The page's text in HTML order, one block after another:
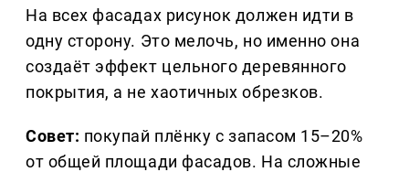
На всех фасадах рисунок должен идти в
одну сторону. Это мелочь, но именно она
создаёт эффект цельного деревянного
покрытия, а не хаотичных обрезков.
Совет: покупай плёнку с запасом 15–20%
от общей площади фасадов. На сложные